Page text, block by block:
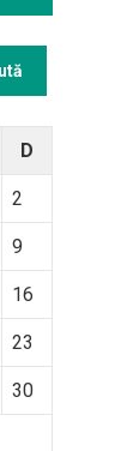
D
2
9
16
23
30